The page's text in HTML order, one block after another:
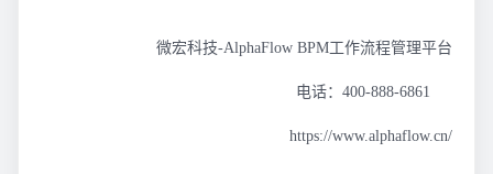
微宏科技-AlphaFlow BPM工作流程管理平台
电话：400-888-6861
https://www.alphaflow.cn/